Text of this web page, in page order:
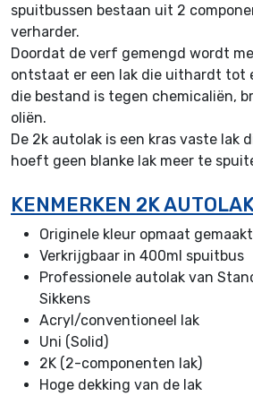
spuitbussen bestaan uit 2
verharder.
Doordat de verf gemengd wordt
ontstaat er een lak die uithardt tot
die bestand is tegen chemicaliën,
oliën.
De 2k autolak is een kras vaste lak
hoeft geen blanke lak meer te
KENMERKEN 2K
Originele kleur opmaat
Verkrijgbaar in 400ml spuitbus
Professionele autolak van
Sikkens
Acryl/conventioneel lak
Uni (Solid)
2K (2-componenten lak)
Hoge dekking van de lak